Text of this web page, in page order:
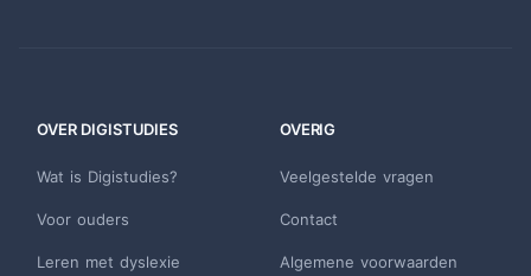
OVER DIGISTUDIES
Wat is Digistudies?
Voor ouders
Leren met dyslexie
OVERIG
Veelgestelde vragen
Contact
Algemene voorwaarden